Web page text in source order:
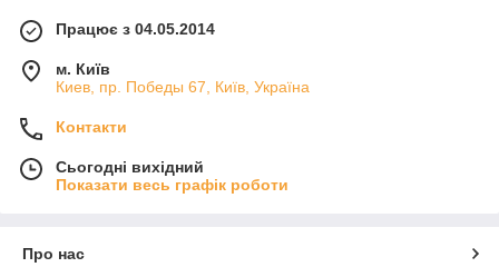
Працює з 04.05.2014
м. Київ
Киев, пр. Победы 67, Київ, Україна
Контакти
Сьогодні вихідний
Показати весь графік роботи
Про нас